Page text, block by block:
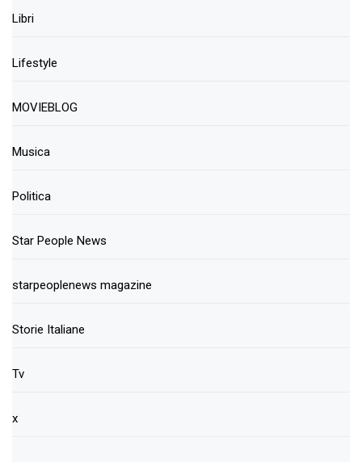
Libri
Lifestyle
MOVIEBLOG
Musica
Politica
Star People News
starpeoplenews magazine
Storie Italiane
Tv
x